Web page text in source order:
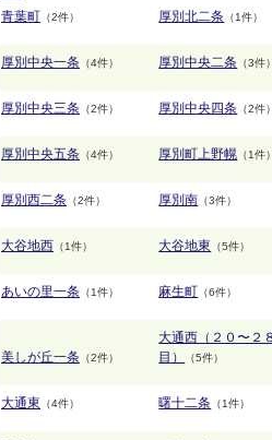
青葉町 （2件） 厚別北二条 （1件）
厚別中央一条 （4件） 厚別中央二条 （3件）
厚別中央三条 （2件） 厚別中央四条 （2件）
厚別中央五条 （4件） 厚別町上野幌 （1件）
厚別西二条 （2件） 厚別南 （3件）
大谷地西 （1件） 大谷地東 （5件）
あいの里一条 （1件） 麻生町 （6件）
美しが丘一条 （2件）
大通西（２０〜２
目）
（5件）
大通東 （4件） 曙十二条 （1件）